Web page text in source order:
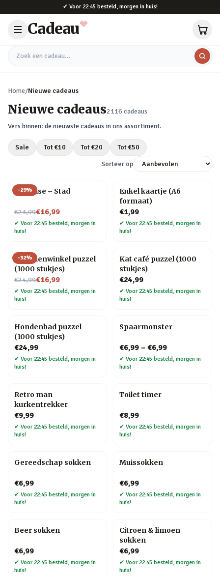
✔ Voor 22:45 besteld, morgen in huis!
Cadeau
Zoek een cadeau
Home/Nieuwe cadeaus
Nieuwe cadeaus2116 cadeaus
Vers binnen: de nieuwste cadeaus in ons assortiment.
Sale Tot €10 Tot €20 Tot €50
Sorteer op
-29%
Flip Vase – Stad
€23,99
Nu voor€16,99
✔ Voor 22:45 besteld, morgen in
huis!
Enkel kaartje (A6
formaat)
€1,99
✔ Voor 22:45 besteld, morgen in
huis!
-32%
Bloemenwinkel puzzel
(1000 stukjes)
€24,99
Nu voor€16,99
✔ Voor 22:45 besteld, morgen in
huis!
Kat café puzzel (1000
stukjes)
€24,99
✔ Voor 22:45 besteld, morgen in
huis!
Hondenbad puzzel
(1000 stukjes)
€24,99
✔ Voor 22:45 besteld, morgen in
huis!
Spaarmonster
€6,99 – €6,99
✔ Voor 22:45 besteld, morgen in
huis!
Retro man
kurkentrekker
€9,99
✔ Voor 22:45 besteld, morgen in
huis!
Toilet timer
€8,99
✔ Voor 22:45 besteld, morgen in
huis!
Gereedschap sokken
€6,99
✔ Voor 22:45 besteld, morgen in
huis!
Muissokken
€6,99
✔ Voor 22:45 besteld, morgen in
huis!
Beer sokken
€6,99
✔ Voor 22:45 besteld, morgen in
huis!
Citroen & limoen
sokken
€6,99
✔ Voor 22:45 besteld, morgen in
huis!